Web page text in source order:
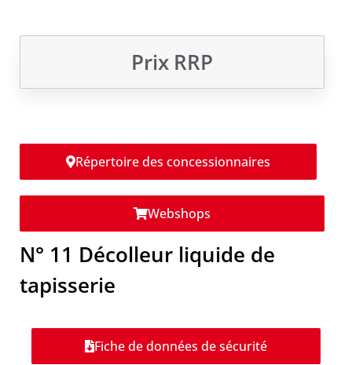
Prix ​​RRP
Répertoire des concessionnaires
Webshops
N° 11 Décolleur liquide de
tapisserie
Fiche de données de sécurité